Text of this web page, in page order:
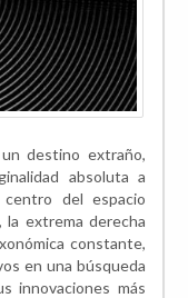
destino extraño,
absoluta a
del espacio
extrema derecha
constante,
en una búsqueda
innovaciones más